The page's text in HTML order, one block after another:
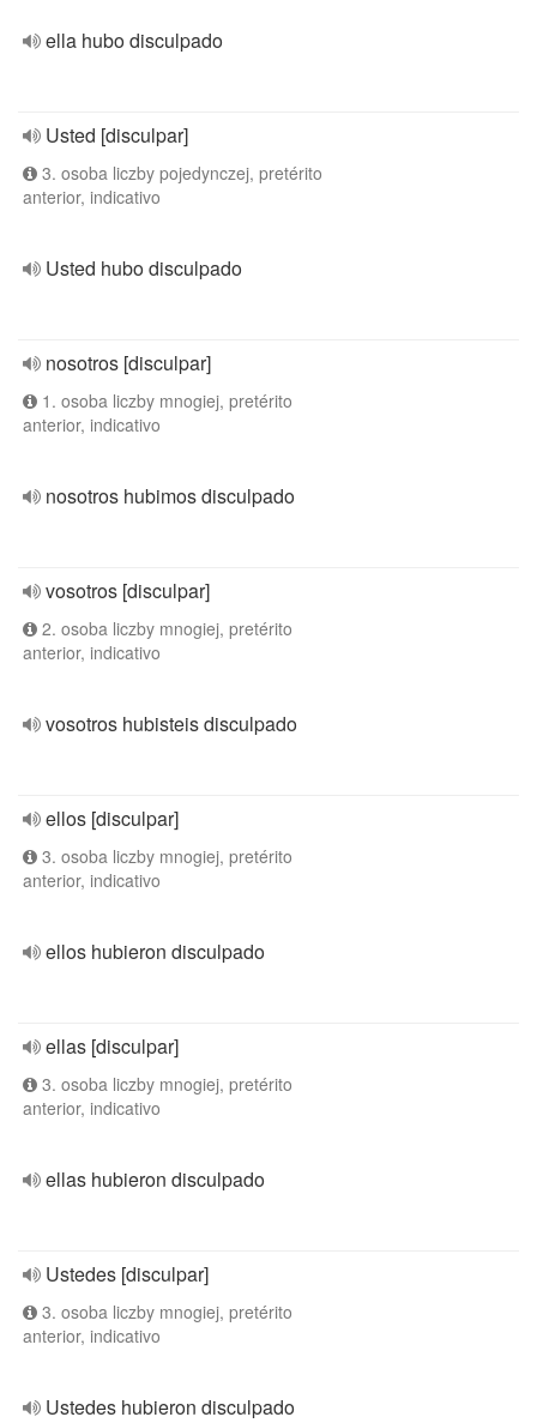
ella hubo disculpado
Usted [disculpar]
3. osoba liczby pojedynczej, pretérito
anterior, indicativo
Usted hubo disculpado
nosotros [disculpar]
1. osoba liczby mnogiej, pretérito
anterior, indicativo
nosotros hubimos disculpado
vosotros [disculpar]
2. osoba liczby mnogiej, pretérito
anterior, indicativo
vosotros hubisteis disculpado
ellos [disculpar]
3. osoba liczby mnogiej, pretérito
anterior, indicativo
ellos hubieron disculpado
ellas [disculpar]
3. osoba liczby mnogiej, pretérito
anterior, indicativo
ellas hubieron disculpado
Ustedes [disculpar]
3. osoba liczby mnogiej, pretérito
anterior, indicativo
Ustedes hubieron disculpado